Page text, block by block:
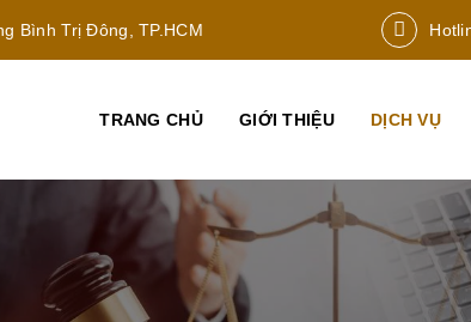
Bình Trị Đông, TP.HCM
TRANG CHỦ GIỚI THIỆU DỊCH VỤ